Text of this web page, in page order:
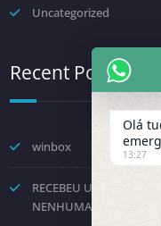
Uncategorized
Recent Posts
winbox
RECEBEU UMA
NENHUMA DECISÃO
Olá
13:27